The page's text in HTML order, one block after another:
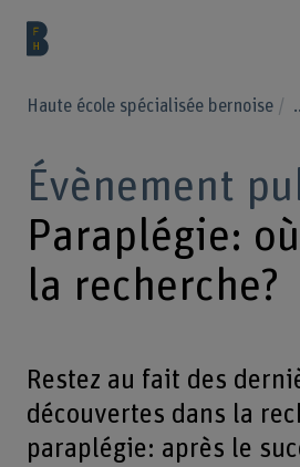
Haute école spécialisée bernoise
Évènement
Paraplégie:
la recherche?
Restez au fait des
découvertes dans la
paraplégie: après le